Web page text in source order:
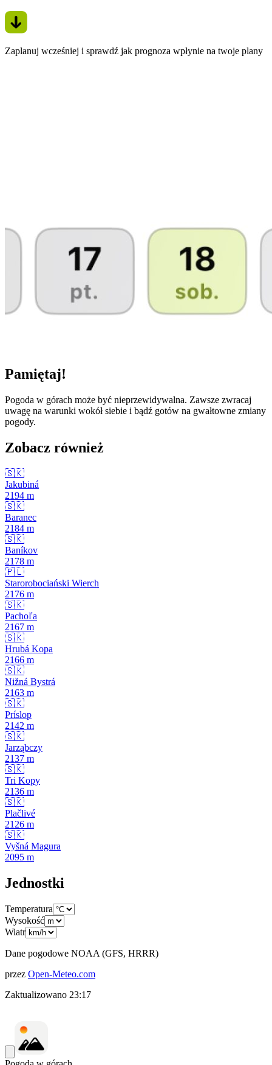
Zaplanuj wcześniej i sprawdź jak prognoza wpłynie na twoje plany
Pamiętaj!
Pogoda w górach może być nieprzewidywalna. Zawsze zwracaj
uwagę na warunki wokół siebie i bądź gotów na gwałtowne zmiany
pogody.
Zobacz również
🇸🇰
Jakubiná
2194 m
🇸🇰
Baranec
2184 m
🇸🇰
Baníkov
2178 m
🇵🇱
Starorobociański Wierch
2176 m
🇸🇰
Pachoľa
2167 m
🇸🇰
Hrubá Kopa
2166 m
🇸🇰
Nižná Bystrá
2163 m
🇸🇰
Príslop
2142 m
🇸🇰
Jarząbczy
2137 m
🇸🇰
Tri Kopy
2136 m
🇸🇰
Plačlivé
2126 m
🇸🇰
Vyšná Magura
2095 m
Jednostki
Temperatura
Wysokość
Wiatr
Dane pogodowe NOAA (GFS, HRRR)
przez Open-Meteo.com
Zaktualizowano 23:17